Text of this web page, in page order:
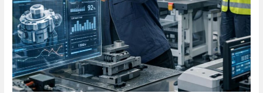
unsichtbaren
Risiken?